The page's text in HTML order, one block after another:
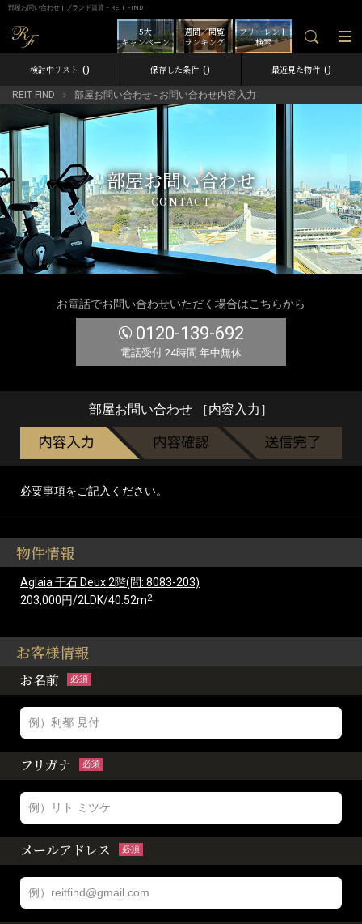
部屋お問い合わせ | ブランド賃貸－REIT FIND
フリーレント
検索
週間／閲覧
ランキング
5大
キャンペーン
検討中リスト 0 保存した条件 0 最近見た物件 0
REIT FIND 部屋お問い合わせ - お問い合わせ内容入力
部屋お問い合わせ
CONTACT
お電話でお問い合わせいただく場合はこちらから
0120-139-692
電話受付 24時間 年中無休
部屋お問い合わせ ［内容入力］
必要事項をご記入ください。
物件情報
Aglaia 千石 Deux 2階(問: 8083-203)
203,000円/2LDK/40.52m2
お客様情報
お名前 必須
フリガナ 必須
メールアドレス 必須